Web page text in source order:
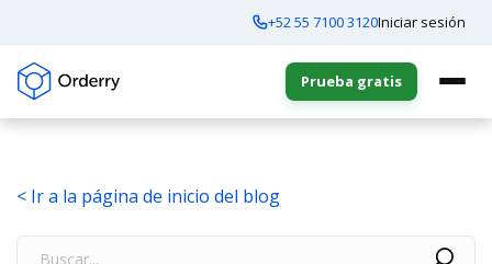
+52 55 7100 3120Iniciar sesión
Prueba gratis
< Ir a la página de inicio del blog